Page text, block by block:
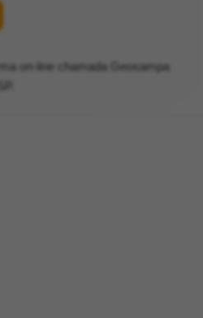
on-line chamada Geosampa